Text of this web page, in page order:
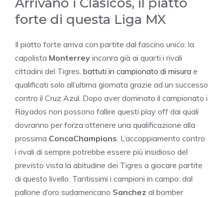
forte di questa Liga MX
Il piatto forte arriva con partite dal fascino unico: la
capolista Monterrey inconra già ai quarti i rivali
cittadini del Tigres, battuti in campionato di misura e
qualificati solo all’ultima giornata grazie ad un successo
contro il Cruz Azul. Dopo aver dominato il campionato i
Rayados non possono fallire questi play off dai quali
dovranno per forza ottenere una qualificazione alla
prossima ConcaChampions. L’accoppiamento contro
i rivali di sempre potrebbe essere più insidioso del
previsto vista la abitudine dei Tigres a giocare partite
di questo livello. Tantissimi i campioni in campo: dal
pallone d’oro sudamericano Sanchez al bomber